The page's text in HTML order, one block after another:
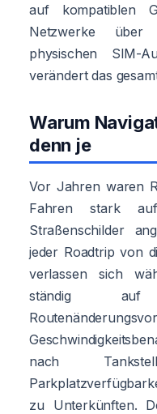
auf kompatiblen
Netzwerke über
physischen SIM-
verändert das
Warum
denn je
Vor Jahren waren
Fahren stark
Straßenschilder
jeder Roadtrip von
verlassen sich
ständig auf
nach
zu Unterkünften.